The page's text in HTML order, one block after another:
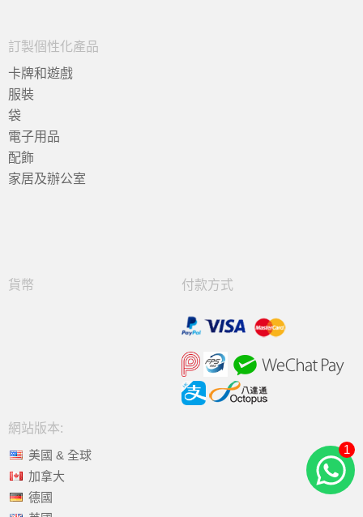
訂製個性化產品
卡牌和遊戲
服裝
袋
電子用品
配飾
家居及辦公室
貨幣 付款方式
網站版本:
美國 & 全球
加拿大
德國
1